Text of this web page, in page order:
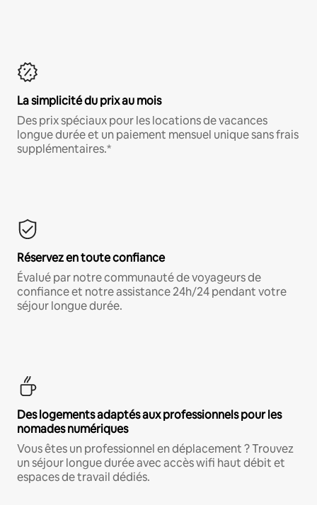
La simplicité du prix au mois
Des prix spéciaux pour les locations de vacances
longue durée et un paiement mensuel unique sans frais
supplémentaires.*
Réservez en toute confiance
Évalué par notre communauté de voyageurs de
confiance et notre assistance 24h/24 pendant votre
séjour longue durée.
Des logements adaptés aux professionnels pour les
nomades numériques
Vous êtes un professionnel en déplacement ? Trouvez
un séjour longue durée avec accès wifi haut débit et
espaces de travail dédiés.